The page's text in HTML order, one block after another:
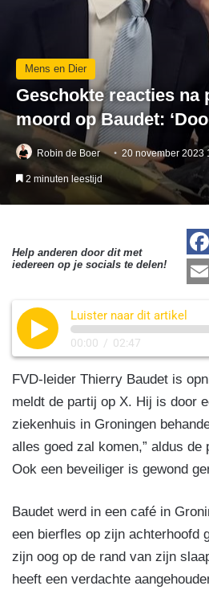
Mens en Dier
Geschokte reacties na
moord op Baudet:
Robin de Boer 20 november 2023
2 minuten leestijd
Help anderen door dit met
iedereen op je socials te delen!
Luister naar dit artikel
00:00 / 02:47
FVD-leider Thierry Baudet is
meldt de partij op X. Hij is door
ziekenhuis in Groningen
alles goed zal komen,” aldus de
Ook een beveiliger is gewond
Baudet werd in een café in
een bierfles op zijn achterhoofd
zijn oog op de rand van zijn
heeft een verdachte